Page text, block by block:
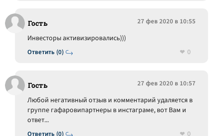
Гость 27 фев 2020 в 10:55
Ответить (0)
Инвесторы активизировались)))
0
Гость 27 фев 2020 в 10:57
Ответить (0)
Любой негативный отзыв и комментарий удаляется в
группе гафаровипартнеры в инстаграме, вот Вам и
ответ...